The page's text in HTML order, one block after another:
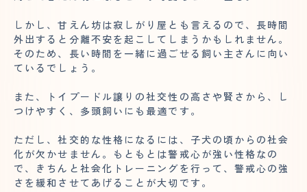
しかし、甘えん坊は寂しがり屋とも言えるので、長時間
外出すると分離不安を起こしてしまうかもしれません。
そのため、長い時間を一緒に過ごせる飼い主さんに向い
ているでしょう。
また、トイプードル譲りの社交性の高さや賢さから、し
つけやすく、多頭飼いにも 最適です 。
ただし、社交的な性格になるには、子犬の頃からの社会
化が欠かせません。もともとは警戒心が強い性格なの
で、きちんと社会化トレーニングを行って、警戒心の強
さを緩和させてあげることが大切です。